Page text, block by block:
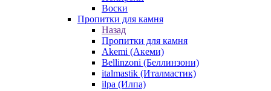
Воски
Пропитки для камня
Назад
Пропитки для камня
Akemi (Акеми)
Bellinzoni (Беллинзони)
italmastik (Италмастик)
ilpa (Илпа)